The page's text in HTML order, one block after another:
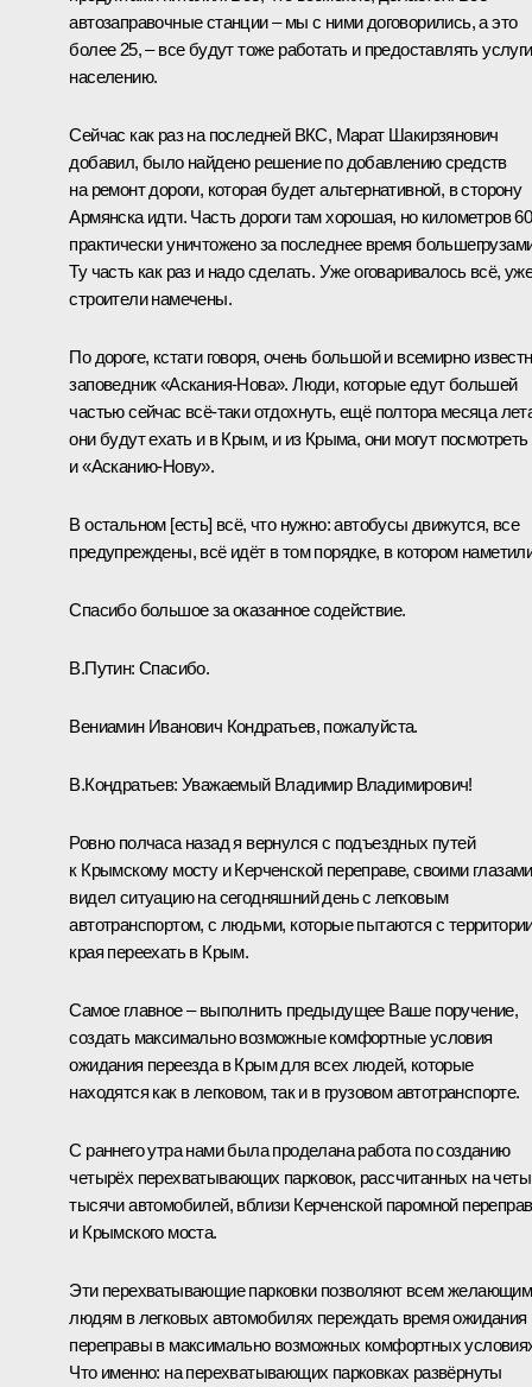
автозаправочные станции – мы с ними договорились, а это
более 25, – все будут тоже работать и предоставлять услуги
населению.
Сейчас как раз на последней ВКС, Марат Шакирзянович
добавил, было найдено решение по добавлению средств
на ремонт дороги, которая будет альтернативной, в сторону
Армянска идти. Часть дороги там хорошая, но километров 60
практически уничтожено за последнее время
Ту часть как раз и надо сделать. Уже оговаривалось всё, уже
строители намечены.
По дороге, кстати говоря, очень большой и всемирно
заповедник «Аскания-Нова». Люди, которые едут большей
частью сейчас всё-таки отдохнуть, ещё полтора месяца
они будут ехать и в Крым, и из Крыма, они могут посмотреть
и «Асканию-Нову».
В остальном [есть] всё, что нужно: автобусы движутся, все
предупреждены, всё идёт в том порядке, в котором
Спасибо большое за оказанное содействие.
В.Путин: Спасибо.
Вениамин Иванович Кондратьев, пожалуйста.
В.Кондратьев:Уважаемый Владимир Владимирович!
Ровно полчаса назад я вернулся с подъездных путей
к Крымскому мосту и Керченской переправе, своими глазами
видел ситуацию на сегодняшний день с легковым
автотранспортом, с людьми, которые пытаются с
края переехать в Крым.
Самое главное – выполнить предыдущее Ваше поручение,
создать максимально возможные комфортные условия
ожидания переезда в Крым для всех людей, которые
находятся как в легковом, так и в грузовом автотранспорте.
С раннего утра нами была проделана работа по созданию
четырёх перехватывающих парковок, рассчитанных на
тысячи автомобилей, вблизи Керченской паромной
и Крымского моста.
Эти перехватывающие парковки позволяют всем желающим
людям в легковых автомобилях переждать время ожидания
переправы в максимально возможных комфортных
Что именно: на перехватывающих парковках развёрнуты